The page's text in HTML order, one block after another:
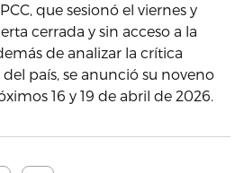
que sesionó el viernes y
cerrada y sin acceso a la
de analizar la crítica
país, se anunció su noveno
16 y 19 de abril de 2026.